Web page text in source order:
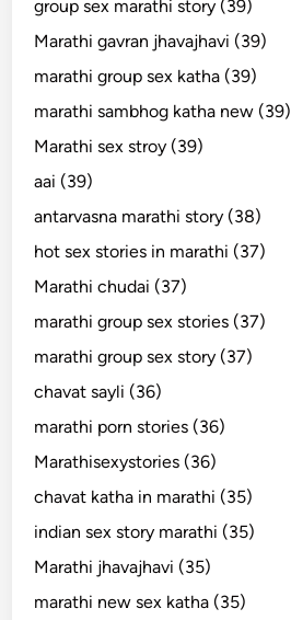
group sex marathi story (39)
Marathi gavran jhavajhavi (39)
marathi group sex katha (39)
marathi sambhog katha new (39)
Marathi sex stroy (39)
aai (39)
antarvasna marathi story (38)
hot sex stories in marathi (37)
Marathi chudai (37)
marathi group sex stories (37)
marathi group sex story (37)
chavat sayli (36)
marathi porn stories (36)
Marathisexystories (36)
chavat katha in marathi (35)
indian sex story marathi (35)
Marathi jhavajhavi (35)
marathi new sex katha (35)